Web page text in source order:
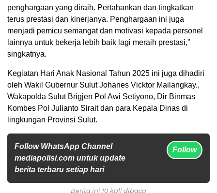
penghargaan yang diraih. Pertahankan dan tingkatkan
terus prestasi dan kinerjanya. Penghargaan ini juga
menjadi pemicu semangat dan motivasi kepada personel
lainnya untuk bekerja lebih baik lagi meraih prestasi,”
singkatnya.
Kegiatan Hari Anak Nasional Tahun 2025 ini juga dihadiri
oleh Wakil Gubernur Sulut Johanes Vicktor Mailangkay.,
Wakapolda Sulut Brigjen Pol Awi Setiyono, Dir Binmas
Kombes Pol Julianto Sirait dan para Kepala Dinas di
lingkungan Provinsi Sulut.
Follow WhatsApp Channel
mediapolisi.com untuk update
berita terbaru setiap hari
Follow
Berita ini 10 kali dibaca